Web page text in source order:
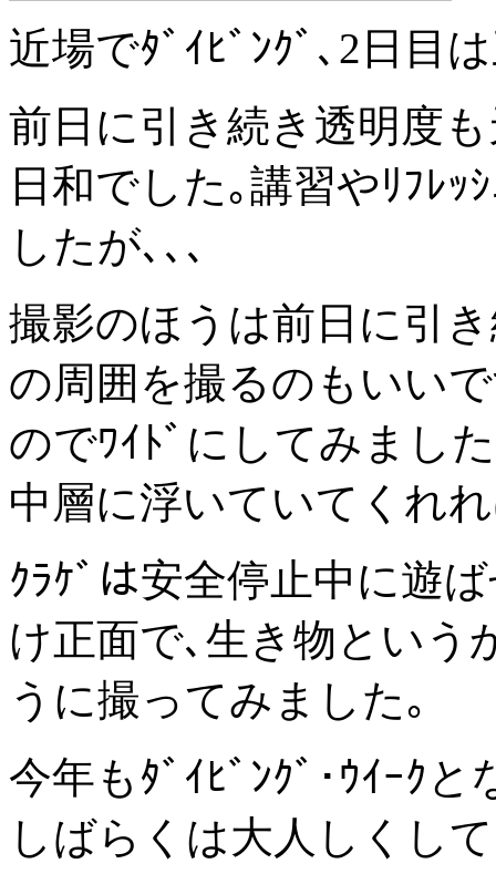
近場でﾀﾞｲﾋﾞﾝｸﾞ､2日目
前日に引き続き透明度
日和でした｡講習やﾘﾌﾚ
したが､､､
撮影のほうは前日に引き
の周囲を撮るのもいい
のでﾜｲﾄﾞにしてみまし
中層に浮いていてくれ
ｸﾗｹﾞは安全停止中に遊
け正面で､生き物という
うに撮ってみました｡
今年もﾀﾞｲﾋﾞﾝｸﾞ･ｳｲｰｸ
しばらくは大人しくし